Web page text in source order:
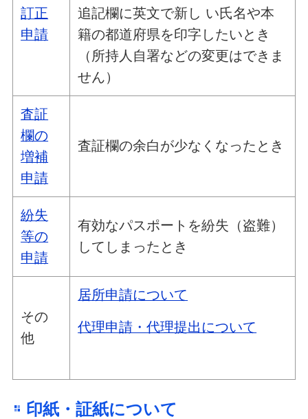
訂正
申請
追記欄に英文で新し い氏名や本
籍の都道府県を印字したいとき
（所持人自署などの変更はできま
せん）
査証
欄の
増補
申請
査証欄の余白が少なくなったとき
紛失
等の
申請
有効なパスポートを紛失（盗難）
してしまったとき
その
他
居所申請について
代理申請・代理提出について
印紙・証紙について